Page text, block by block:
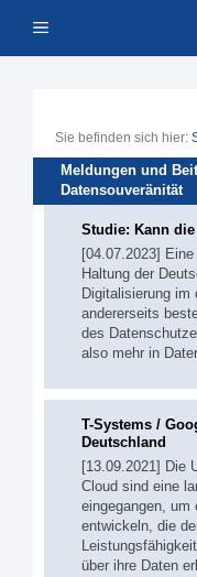
Inhalt Menü
Sie befinden sich hier:
Meldungen und
Datensouveränität
Studie: Kann
[04.07.2023]
Haltung der
Digitalisierung im
andererseits
des
also mehr in
T-Systems /
Deutschland
[13.09.2021] Die
Cloud sind eine
eingegangen, um
entwickeln, die
über ihre Daten